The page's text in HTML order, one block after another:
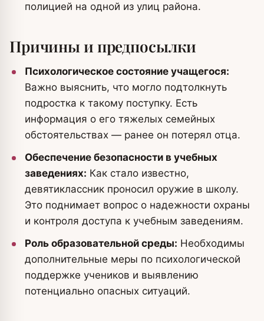
полицией на одной из улиц района.
Причины и предпосылки
Психологическое состояние учащегося:
Важно выяснить, что могло подтолкнуть
подростка к такому поступку. Есть
информация о его тяжелых семейных
обстоятельствах — ранее он потерял отца.
Обеспечение безопасности в учебных
заведениях: Как стало известно,
девятиклассник проносил оружие в школу.
Это поднимает вопрос о надежности охраны
и контроля доступа к учебным заведениям.
Роль образовательной среды: Необходимы
дополнительные меры по психологической
поддержке учеников и выявлению
потенциально опасных ситуаций.